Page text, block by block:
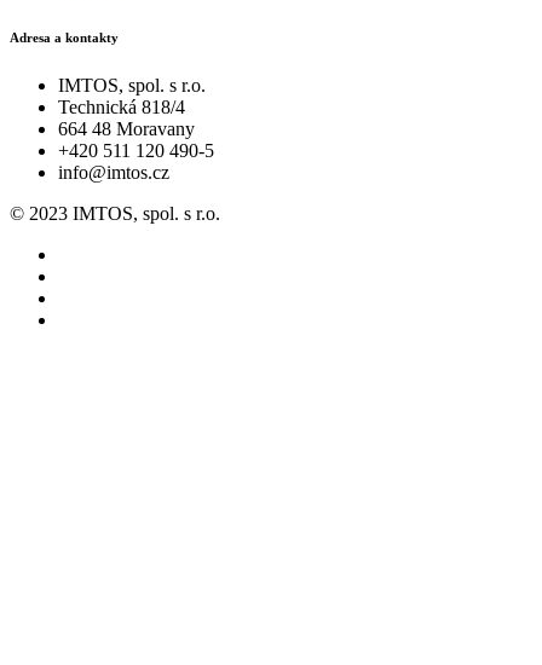
Adresa a kontakty
IMTOS, spol. s r.o.
Technická 818/4
664 48 Moravany
+420 511 120 490-5
info@imtos.cz
© 2023 IMTOS, spol. s r.o.